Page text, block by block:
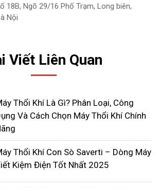
tư vấn cho các dự án đảm bảo sẽ
khách khi cần tư vấn hoặc hỗ trợ
mua hàng hay cần tư vấn hãy liên
nhất và báo giá cụ thể.
18B, Ngõ 29/16 Phố Trạm, Long biên,
Nội
Viết Liên Quan
Thổi Khí Là Gì? Phân Loại, Công
Và Cách Chọn Máy Thổi Khí Chính
Thổi Khí Con Sò Saverti – Dòng Máy
Kiệm Điện Tốt Nhất 2025